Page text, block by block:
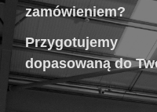
zamówieniem?
Przygotujemy
dopasowaną do